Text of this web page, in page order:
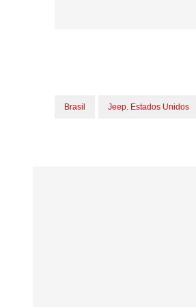
Brasil Jeep. Estados Unidos